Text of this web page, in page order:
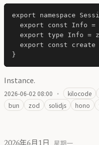
export namespace
export const Info =
export type Info =
export const create
Instance.
2026-06-02 08:00 · kilocode
bun
zod solidjs hono